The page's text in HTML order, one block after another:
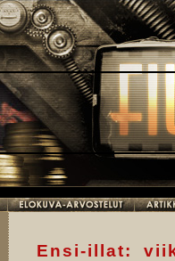
Ensi-illat: